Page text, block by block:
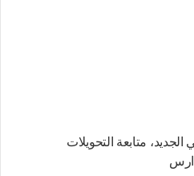
الجديد، متابعة التحويلات